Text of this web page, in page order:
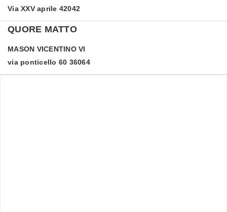
Via XXV aprile 42042
QUORE MATTO
MASON VICENTINO VI
via ponticello 60 36064